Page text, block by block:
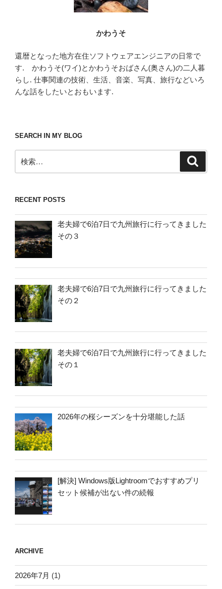
かわうそ
還暦となった地方在住ソフトウェアエンジニアの日常で
す. かわうそ(ワイ)とかわうそおばさん(奥さん)の二人暮
らし. 仕事関連の技術、生活、音楽、写真、旅行などいろ
んな話をしたいとおもいます.
SEARCH IN MY BLOG
索:
RECENT POSTS
老夫婦で6泊7日で九州旅行に行ってきました
その３
老夫婦で6泊7日で九州旅行に行ってきました
その２
老夫婦で6泊7日で九州旅行に行ってきました
その１
2026年の桜シーズンを十分堪能した話
[解決] Windows版Lightroomでおすすめプリ
セット候補が出ない件の続報
ARCHIVE
2026年7月 (1)